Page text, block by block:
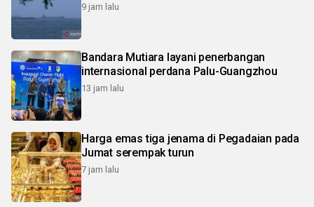
9 jam lalu
Bandara Mutiara layani penerbangan
internasional perdana Palu-Guangzhou
13 jam lalu
Harga emas tiga jenama di Pegadaian pada
Jumat serempak turun
7 jam lalu